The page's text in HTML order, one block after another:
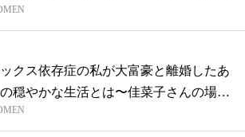
クス依存症の私が大富豪と離婚したあ
穏やかな生活とは〜佳菜子さんの場合